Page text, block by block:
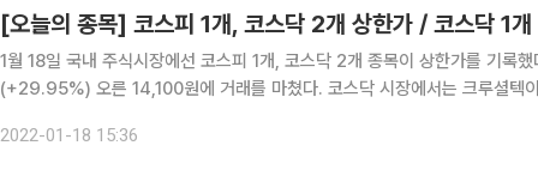
[오늘의 종목] 코스피 1개, 코스닥 2개 상한가 / 코스닥 1개
1월 18일 국내 주식시장에선 코스피 1개, 코스닥 2개 종목이 상한가를 기록했다. 코스피 시장에서는 한국석유가 전거래일 대비
(+29.95%) 오른 14,100원에 거래를 마쳤다. 코스닥 시장에서는 크루셜
2022-01-18 15:36